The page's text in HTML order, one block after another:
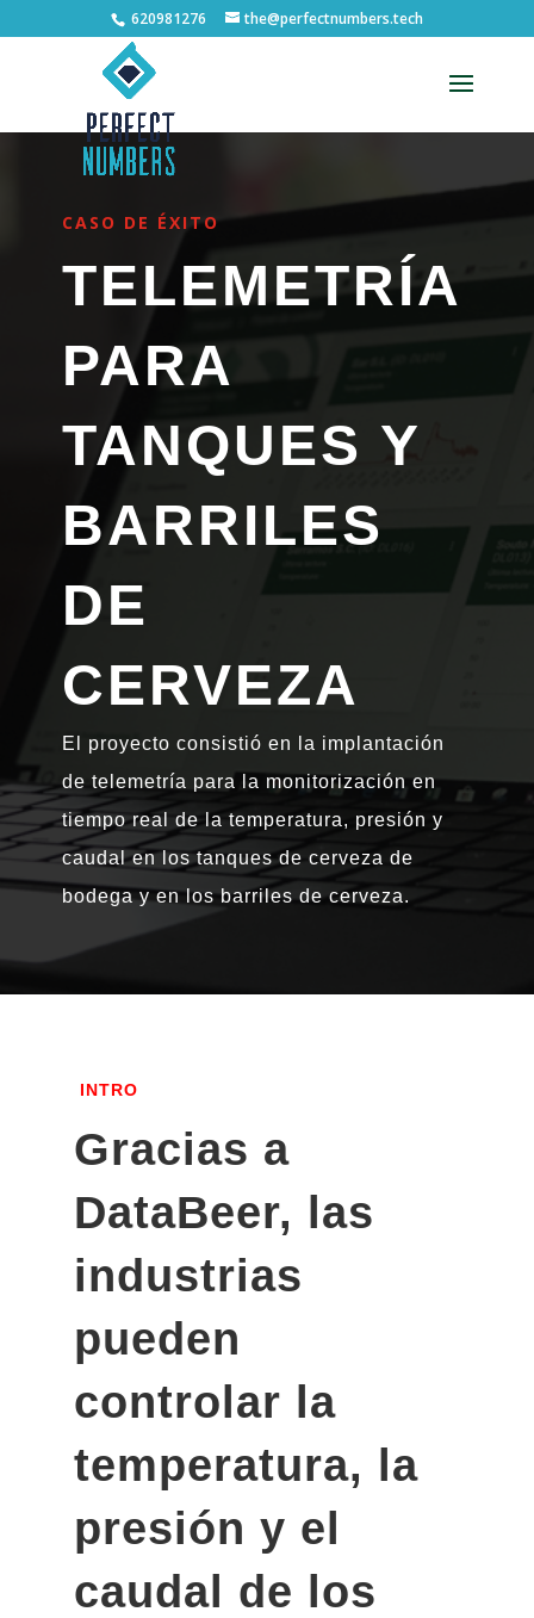
Abrir barra de herramientas
620981276 the@perfectnumbers.tech
CASO DE ÉXITO
TELEMETRÍA
PARA
TANQUES Y
BARRILES
DE
CERVEZA
El proyecto consistió en la implantación
de telemetría para la monitorización en
tiempo real de la temperatura, presión y
caudal en los tanques de cerveza de
bodega y en los barriles de cerveza.
INTRO
Gracias a
DataBeer, las
industrias
pueden
controlar la
temperatura, la
presión y el
caudal de los